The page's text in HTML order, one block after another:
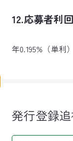
12.応募者利
年0.195%（単利）
発行登録